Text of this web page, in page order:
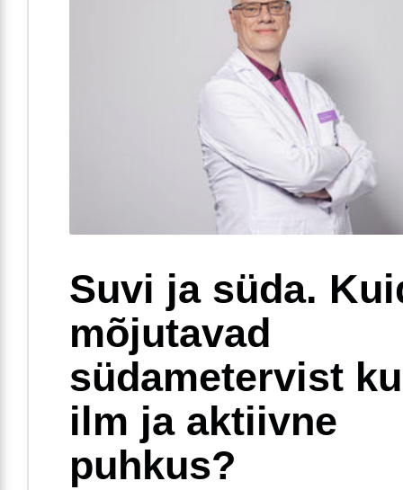
Suvi ja süda.
mõjutavad
südametervist
ilm ja aktiivne
puhkus?